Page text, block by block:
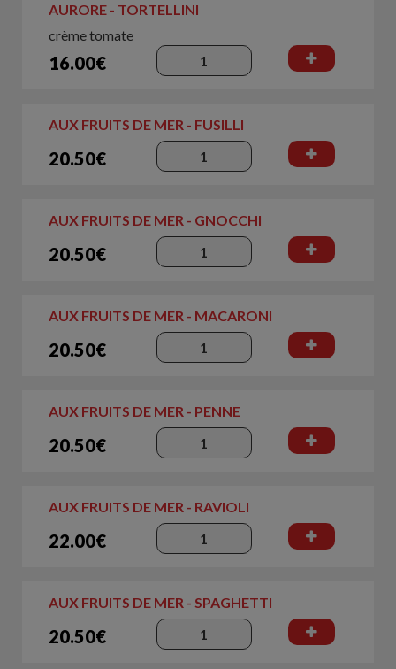
AURORE - TORTELLINI
crème tomate
16.00€
AUX FRUITS DE MER - FUSILLI
20.50€
AUX FRUITS DE MER - GNOCCHI
20.50€
AUX FRUITS DE MER - MACARONI
20.50€
AUX FRUITS DE MER - PENNE
20.50€
AUX FRUITS DE MER - RAVIOLI
22.00€
AUX FRUITS DE MER - SPAGHETTI
20.50€